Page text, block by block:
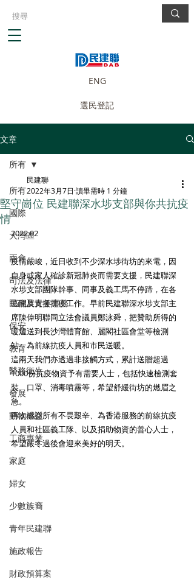
ENG
選民登記
文章
所有
國際
大灣區
兩會
司法及法律
民政及青年事務
保安
教育
醫務衛生
發展
動物權益
工商專業
家庭
婦女
少數族裔
青年民建聯
施政報告
財政預算案
所有
堅守崗位 民建聯深水埗支部與你共抗疫
情
民建聯
2022年3月7日 讀畢需時 1 分鐘
2022.02
疫情嚴峻，近日收到不少深水埗街坊的來電，因
自身或家人確診新冠肺炎而需要支援，民建聯深
水埗支部團隊幹事、同事及義工馬不停蹄，在各
區開展支援抗疫工作。早前民建聯深水埗支部主
席陳偉明聯同立法會議員鄭泳舜，把贊助所得的
暖爐送到長沙灣體育館、麗閣社區會堂等檢測
站，為前線抗疫人員和市民送暖。
這兩天我們亦透過非接觸方式，累計送贈超過
1000份抗疫物資予有需要人士，包括快速檢測套
裝、口罩、消毒噴霧等，希望舒緩街坊的燃眉之
急。
再次感謝所有不畏艱辛、為香港服務的前線抗疫
人員和社區義工隊、以及捐助物資的善心人士，
希望嚴冬過後會迎來美好的明天。